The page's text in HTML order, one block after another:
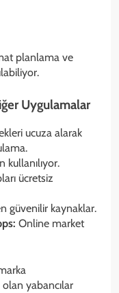
planlama ve
Uygulamalar
ucuza alarak
kullanılıyor.
ücretsiz
güvenilir kaynaklar.
Online market
olan yabancılar